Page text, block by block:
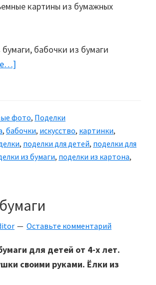
картины из бумажных
фото, Поделки
, бабочки, искусство, картинки,
, поделки для детей, поделки для
из бумаги, поделки из картона,
Оставьте комментарий
для детей от 4-х лет.
своими руками. Ёлки из